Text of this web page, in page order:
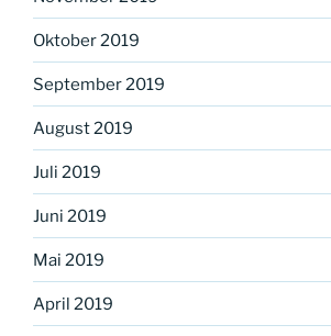
Oktober 2019
September 2019
August 2019
Juli 2019
Juni 2019
Mai 2019
April 2019